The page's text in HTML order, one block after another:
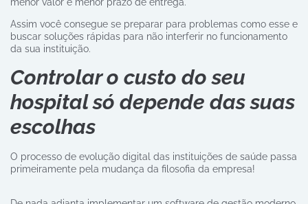
Assim você consegue se preparar para problemas como esse e
buscar soluções rápidas para não interferir no funcionamento
da sua instituição.
Controlar o custo do seu
hospital só depende das suas
escolhas
O processo de evolução digital das instituições de saúde passa
primeiramente pela mudança da filosofia da empresa!